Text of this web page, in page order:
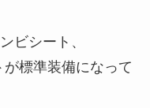
ビシート、
標準装備になって